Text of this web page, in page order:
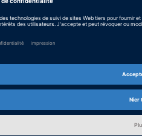
Une
harmonieusement dans le
développement de produit, ce
départ. Grâce à notre
développement, nous
monde, » dit Borivoje